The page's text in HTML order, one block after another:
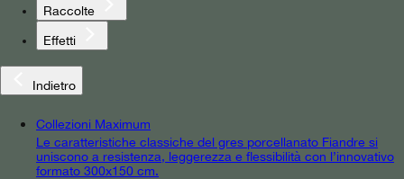
Raccolte
Effetti
Indietro
Collezioni Maximum
Le caratteristiche classiche del gres porcellanato Fiandre si
uniscono a resistenza, leggerezza e flessibilità con l’innovativo
formato 300x150 cm.